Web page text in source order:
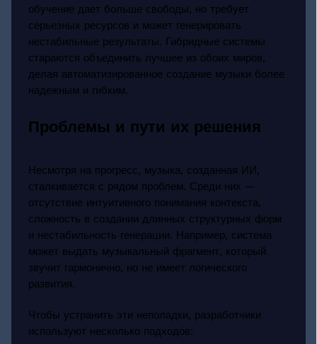
обучение дает больше свободы, но требует
серьезных ресурсов и может генерировать
нестабильные результаты. Гибридные системы
стараются объединить лучшее из обоих миров,
делая автоматизированное создание музыки более
надежным и гибким.
Проблемы и пути их решения
Несмотря на прогресс, музыка, созданная ИИ,
сталкивается с рядом проблем. Среди них —
отсутствие интуитивного понимания контекста,
сложность в создании длинных структурных форм
и нестабильность генерации. Например, система
может выдать музыкальный фрагмент, который
звучит гармонично, но не имеет логического
развития.
Чтобы устранить эти неполадки, разработчики
используют несколько подходов: